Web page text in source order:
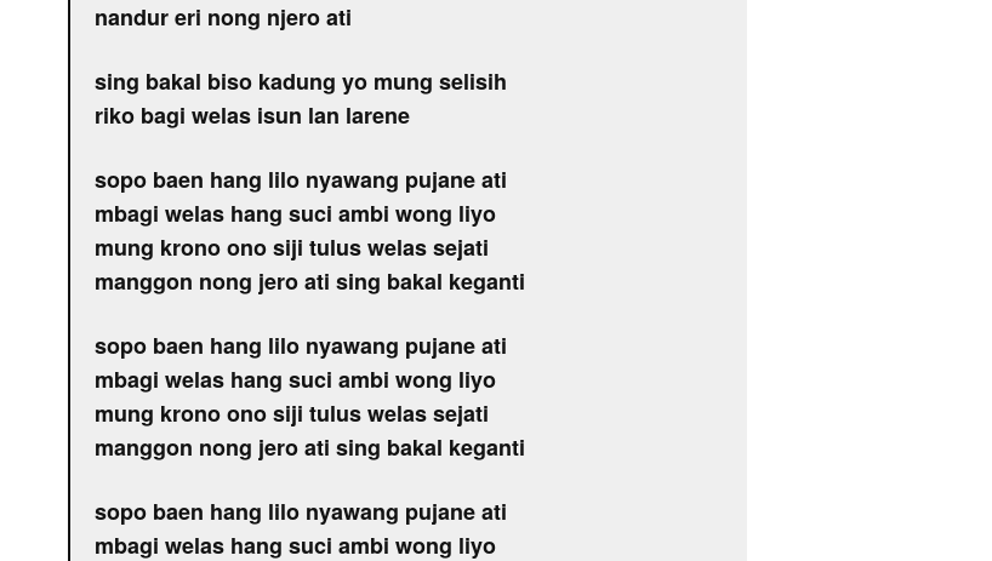
nandur eri nong njero ati
sing bakal biso kadung yo mung selisih
riko bagi welas isun lan larene
sopo baen hang lilo nyawang pujane ati
mbagi welas hang suci ambi wong liyo
mung krono ono siji tulus welas sejati
manggon nong jero ati sing bakal keganti
sopo baen hang lilo nyawang pujane ati
mbagi welas hang suci ambi wong liyo
mung krono ono siji tulus welas sejati
manggon nong jero ati sing bakal keganti
sopo baen hang lilo nyawang pujane ati
mbagi welas hang suci ambi wong liyo